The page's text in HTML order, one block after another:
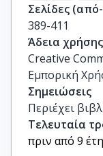
Σελίδες
389-411
Άδεια χρήσης
Creative
Εμπορική
Σημειώσεις
Περιέχει
Τελευταία
πριν από 9 έτη